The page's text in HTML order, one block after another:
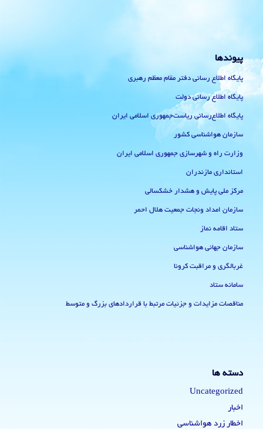
پیوندها
پایگاه اطلاع رسانی دفتر مقام معظم رهبری
پایگاه اطلاع رسانی دولت
پایگاه اطلاع‌رسانی ریاست‌جمهوری اسلامی ایران
سازمان هواشناسی کشور
وزارت راه و شهرسازی جمهوری اسلامی ایران
استانداری مازندران
مرکز ملی پایش و هشدار خشکسالی
سازمان امداد ونجات جمعیت هلال احمر
ستاد اقامه نماز
سازمان جهانی هواشناسی
غربالگری و مراقبت کرونا
سامانه ستاد
مناقصات مزایدات و جزئیات مرتبط با قراردادهای بزرگ و متوسط
دسته ها
Uncategorized
اخبار
اخطار زرد هواشناسی